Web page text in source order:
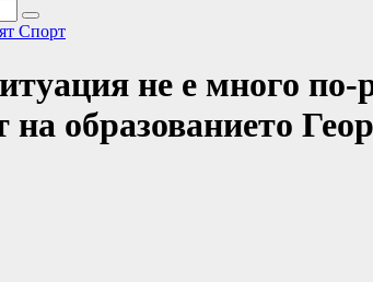
Спорт
не е много по-
образованието